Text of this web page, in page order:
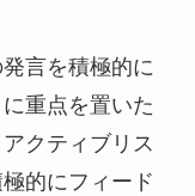
言を積極的に
重点を置いた
クティブリス
的にフィード